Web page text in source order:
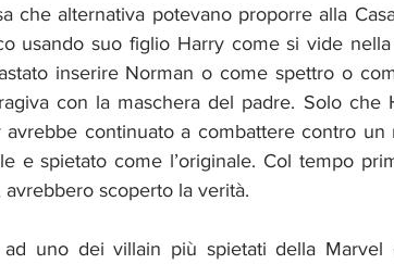
che alternativa potevano proporre alla
usando suo figlio Harry come si vide
inserire Norman o come spettro o
con la maschera del padre. Solo che
avrebbe continuato a combattere contro un
e spietato come l’originale. Col tempo
scoperto la verità.
ad uno dei villain più spietati della Marvel